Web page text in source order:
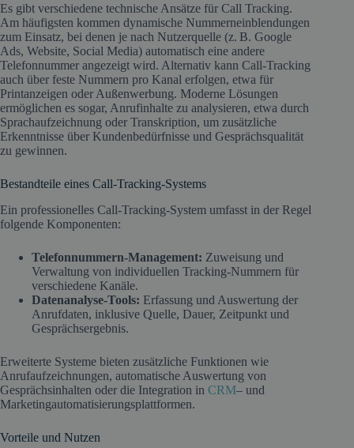
Es gibt verschiedene technische Ansätze für Call Tracking.
Am häufigsten kommen dynamische Nummerneinblendungen
zum Einsatz, bei denen je nach Nutzerquelle (z. B. Google
Ads, Website, Social Media) automatisch eine andere
Telefonnummer angezeigt wird. Alternativ kann Call-Tracking
auch über feste Nummern pro Kanal erfolgen, etwa für
Printanzeigen oder Außenwerbung. Moderne Lösungen
ermöglichen es sogar, Anrufinhalte zu analysieren, etwa durch
Sprachaufzeichnung oder Transkription, um zusätzliche
Erkenntnisse über Kundenbedürfnisse und Gesprächsqualität
zu gewinnen.
Bestandteile eines Call-Tracking-Systems
Ein professionelles Call-Tracking-System umfasst in der Regel
folgende Komponenten:
Telefonnummern-Management: Zuweisung und
Verwaltung von individuellen Tracking-Nummern für
verschiedene Kanäle.
Datenanalyse-Tools: Erfassung und Auswertung der
Anrufdaten, inklusive Quelle, Dauer, Zeitpunkt und
Gesprächsergebnis.
Erweiterte Systeme bieten zusätzliche Funktionen wie
Anrufaufzeichnungen, automatische Auswertung von
Gesprächsinhalten oder die Integration in CRM– und
Marketingautomatisierungsplattformen.
Vorteile und Nutzen